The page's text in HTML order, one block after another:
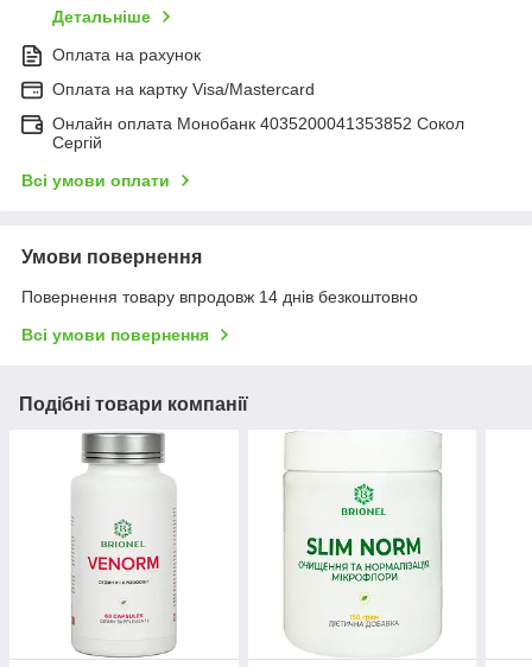
Детальніше
Оплата на рахунок
Оплата на картку Visa/Mastercard
Онлайн оплата Монобанк 4035200041353852 Сокол
Сергій
Всі умови оплати
Умови повернення
Повернення товару впродовж 14 днів безкоштовно
Всі умови повернення
Подібні товари компанії